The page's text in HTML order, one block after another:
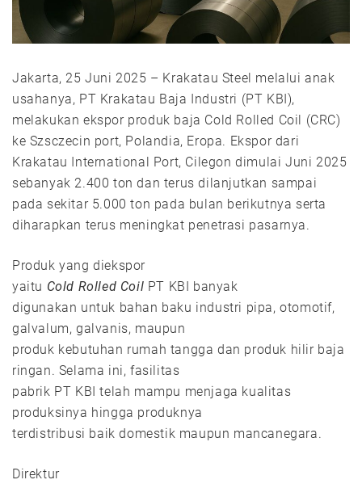
Jakarta, 25 Juni 2025 – Krakatau Steel melalui anak
usahanya, PT Krakatau Baja Industri (PT KBI),
melakukan ekspor produk baja Cold Rolled Coil (CRC)
ke Szsczecin port, Polandia, Eropa. Ekspor dari
Krakatau International Port, Cilegon dimulai Juni 2025
sebanyak 2.400 ton dan terus dilanjutkan sampai
pada sekitar 5.000 ton pada bulan berikutnya serta
diharapkan terus meningkat penetrasi pasarnya.
Produk yang diekspor
yaitu Cold Rolled Coil PT KBI banyak
digunakan untuk bahan baku industri pipa, otomotif,
galvalum, galvanis, maupun
produk kebutuhan rumah tangga dan produk hilir baja
ringan. Selama ini, fasilitas
pabrik PT KBI telah mampu menjaga kualitas
produksinya hingga produknya
terdistribusi baik domestik maupun mancanegara.
Direktur